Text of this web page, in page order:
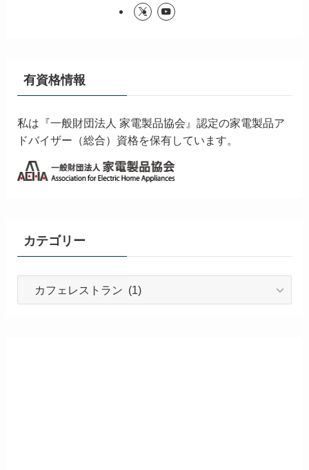
有資格情報
私は『一般財団法人 家電製品協会』認定の家電製品ア
ドバイザー（総合）資格を保有しています。
カテゴリー